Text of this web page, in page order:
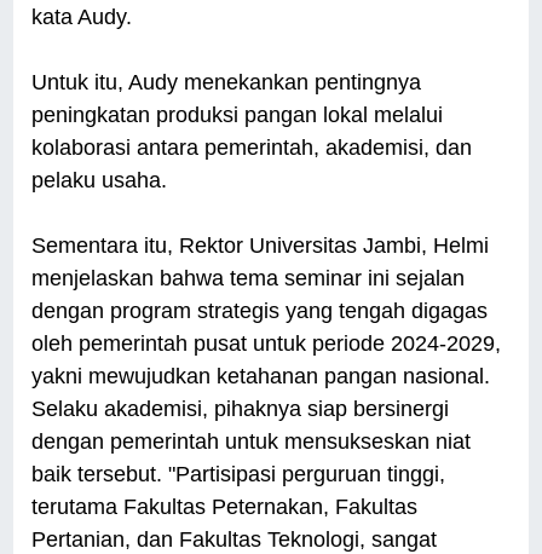
kata Audy.
Untuk itu, Audy menekankan pentingnya
peningkatan produksi pangan lokal melalui
kolaborasi antara pemerintah, akademisi, dan
pelaku usaha.
Sementara itu, Rektor Universitas Jambi, Helmi
menjelaskan bahwa tema seminar ini sejalan
dengan program strategis yang tengah digagas
oleh pemerintah pusat untuk periode 2024-2029,
yakni mewujudkan ketahanan pangan nasional.
Selaku akademisi, pihaknya siap bersinergi
dengan pemerintah untuk mensukseskan niat
baik tersebut. "Partisipasi perguruan tinggi,
terutama Fakultas Peternakan, Fakultas
Pertanian, dan Fakultas Teknologi, sangat